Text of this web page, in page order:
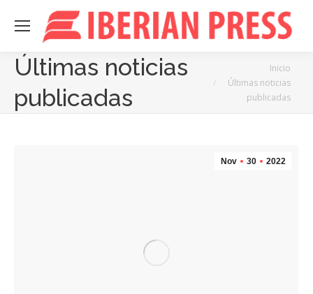
Últimas noticias
publicadas
Inicio
Últimas noticias
publicadas
Nov 30 2022